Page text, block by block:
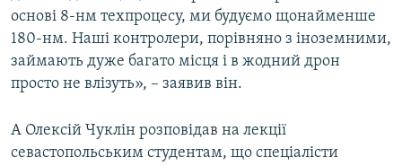
основі 8-нм техпроцесу, ми будуємо щонайменше
180-нм. Наші контролери, порівняно з іноземними,
займають дуже багато місця і в жодний дрон
просто не влізуть», – заявив він.
А Олексій Чуклін розповідав на лекції
севастопольським студентам, що спеціалісти